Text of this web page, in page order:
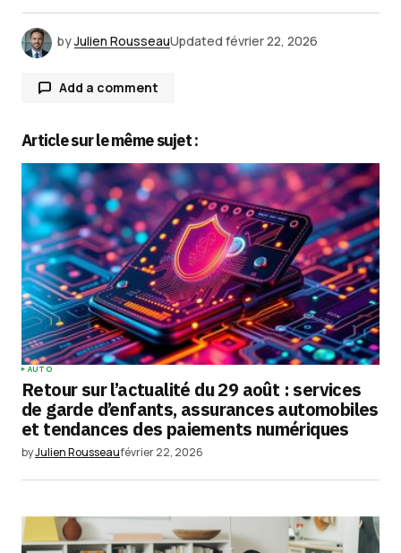
byJulien RousseauUpdated février 22, 2026
Add a comment
Votre adresse e-mail ne sera pas publiée.Les
champs obligatoires sont indiqués avec*
Comment*
Your Name*
Your E-mail*
Enregistrer mon nom, mon e-mail et mon
site dans le navigateur pour mon prochain
Submit Comment
Article sur le même sujet :
AUTO
Retour sur l’actualité du 29 août : services
de garde d’enfants, assurances automobiles
et tendances des paiements numériques
byJulien Rousseaufévrier 22, 2026